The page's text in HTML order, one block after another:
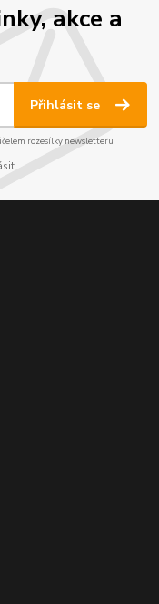
akce a
Přihlásit se
rozesílky newsletteru.